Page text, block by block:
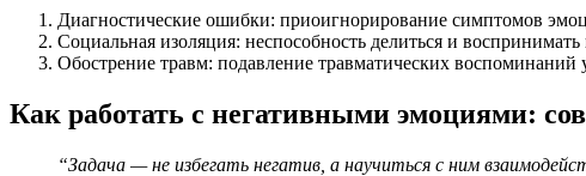
Диагностические ошибки: приоигнорирование симптомов
Социальная изоляция: неспособность делиться и
Обострение травм: подавление травматических воспоминаний
Как работать с негативными эмоциями:
“Задача — не избегать негатив, а научиться с ним